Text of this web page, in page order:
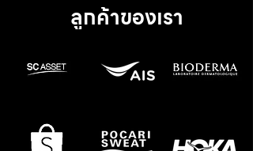
ลูกค้าของเรา